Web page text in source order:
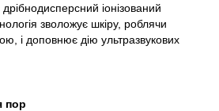
іонізований
зволожує шкіру, роблячи
і доповнює дію ультразвукових
пор